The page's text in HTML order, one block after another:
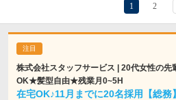
1 2
株式会社スタッフサービス | 20代女性の
OK★髪型自由★残業月0~5H
在宅OK♪11月までに20名採用【総